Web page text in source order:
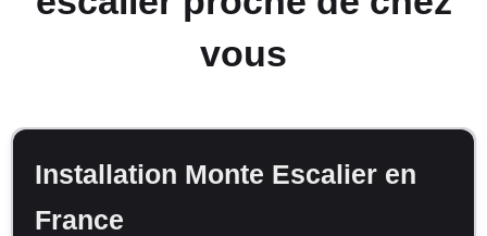
vous
Installation Monte Escalier en
France